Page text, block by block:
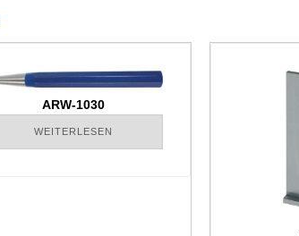
ARW-1030
WEITERLESEN